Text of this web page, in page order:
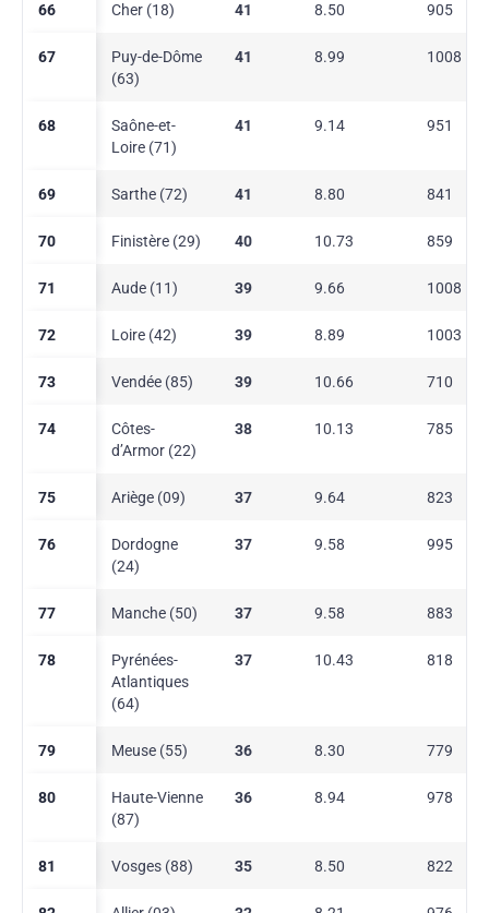
66 Cher (18) 41 8.50 905
67
Puy-de-Dôme
(63)
41 8.99 1008
68
Saône-et-
Loire (71)
41 9.14 951
69 Sarthe (72) 41 8.80 841
70 Finistère (29) 40 10.73 859
71 Aude (11) 39 9.66 1008
72 Loire (42) 39 8.89 1003
73 Vendée (85) 39 10.66 710
74
Côtes-
d’Armor (22)
38 10.13 785
75 Ariège (09) 37 9.64 823
76
Dordogne
(24)
37 9.58 995
77 Manche (50) 37 9.58 883
78
Pyrénées-
Atlantiques
(64)
37 10.43 818
79 Meuse (55) 36 8.30 779
80
Haute-Vienne
(87)
36 8.94 978
81 Vosges (88) 35 8.50 822